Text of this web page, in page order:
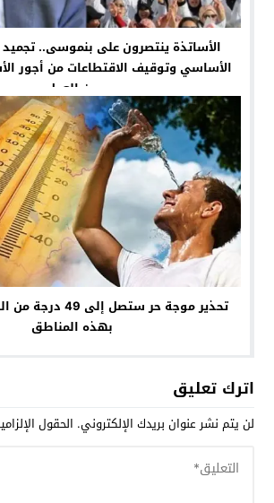
الأساتذة ينتصرون على بنموسى.. تجميد
الأساسي وتوقيف الاقتطاعات من أجور
عن العمل
تحذير موجة حر ستصل
بهذه المناطق
اترك تعليق
لن يتم نشر عنوان بريدك الإلكتروني. الحقول